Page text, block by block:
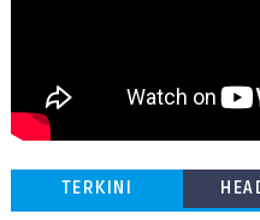
TERKINI